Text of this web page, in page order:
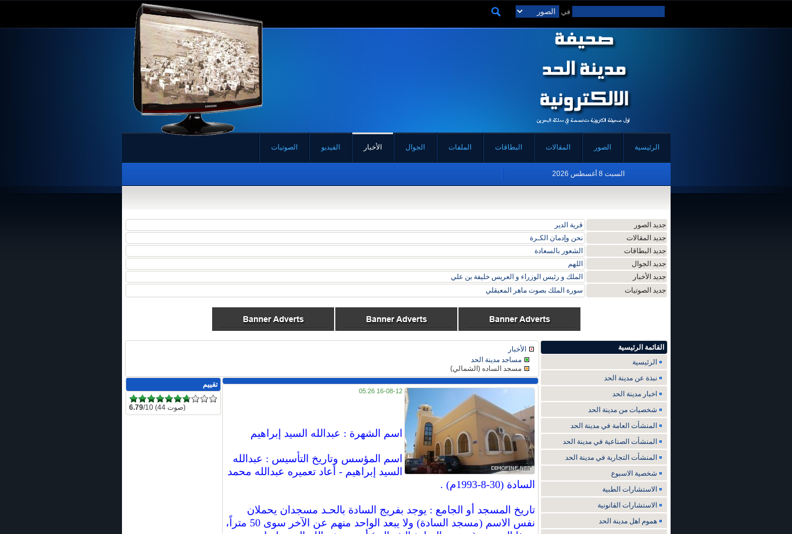
في
الرئيسية الصور المقالات البطاقات الملفات الجوال الأخبار الفيديو الصوتيات
السبت 8 أغسطس 2026
جديد الصور
قرية الدير
جديد المقالات
نحن وإدمان الكـرة
جديد البطاقات
الشعور بالسعادة
جديد الجوال
اللهم
جديد الأخبار
الملك و رئيس الوزراء و العريس خليفة بن علي
جديد الصوتيات
سورة الملك بصوت ماهر المعيقلي
القائمة الرئيسية
الرئيسية
نبذة عن مدينة الحد
اخبار مدينة الحد
شخصيات من مدينة الحد
المنشأت العامة في مدينة الحد
المنشأت الصناعية في مدينة الحد
المنشأت التجارية في مدينة الحد
شخصية الاسبوع
الاستشارات الطبية
الاستشارات القانونية
هموم اهل مدينة الحد
الأخبار
مساجد مدينة الحد
مسجد الساده (الشمالي)
16-08-12 05:26
اسم الشهرة : عبدالله السيد إبراهيم
اسم المؤسس وتاريخ التأسيس : عبدالله
السيد إبراهيم - أعاد تعميره عبدالله محمد
السادة (30-8-1993م) .
تاريخ المسجد أو الجامع : يوجد بفريج السادة بالحـد مسجدان يحملان
نفس الاسم (مسجد السادة) ولا يبعد الواحد منهم عن الآخر سوى 50 متراً،
تقييم
6.79 /10 (44 صوت)